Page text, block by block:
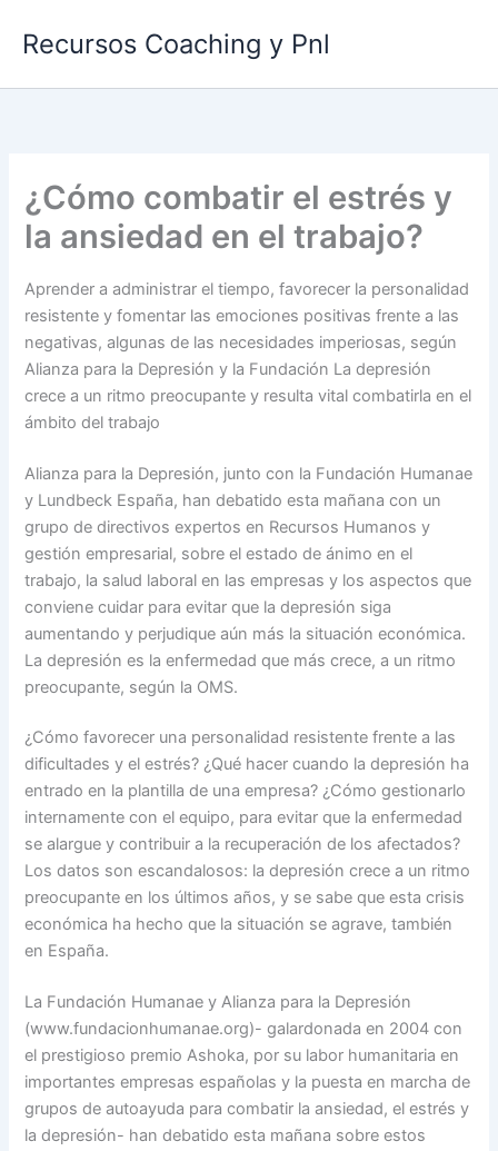
Recursos Coaching y Pnl
¿Cómo combatir el estrés y
la ansiedad en el trabajo?
Aprender a administrar el tiempo, favorecer la personalidad
resistente y fomentar las emociones positivas frente a las
negativas, algunas de las necesidades imperiosas, según
Alianza para la Depresión y la Fundación La depresión
crece a un ritmo preocupante y resulta vital combatirla en el
ámbito del trabajo
Alianza para la Depresión, junto con la Fundación Humanae
y Lundbeck España, han debatido esta mañana con un
grupo de directivos expertos en Recursos Humanos y
gestión empresarial, sobre el estado de ánimo en el
trabajo, la salud laboral en las empresas y los aspectos que
conviene cuidar para evitar que la depresión siga
aumentando y perjudique aún más la situación económica.
La depresión es la enfermedad que más crece, a un ritmo
preocupante, según la OMS.
¿Cómo favorecer una personalidad resistente frente a las
dificultades y el estrés? ¿Qué hacer cuando la depresión ha
entrado en la plantilla de una empresa? ¿Cómo gestionarlo
internamente con el equipo, para evitar que la enfermedad
se alargue y contribuir a la recuperación de los afectados?
Los datos son escandalosos: la depresión crece a un ritmo
preocupante en los últimos años, y se sabe que esta crisis
económica ha hecho que la situación se agrave, también
en España.
La Fundación Humanae y Alianza para la Depresión
(www.fundacionhumanae.org)- galardonada en 2004 con
el prestigioso premio Ashoka, por su labor humanitaria en
importantes empresas españolas y la puesta en marcha de
grupos de autoayuda para combatir la ansiedad, el estrés y
la depresión- han debatido esta mañana sobre estos